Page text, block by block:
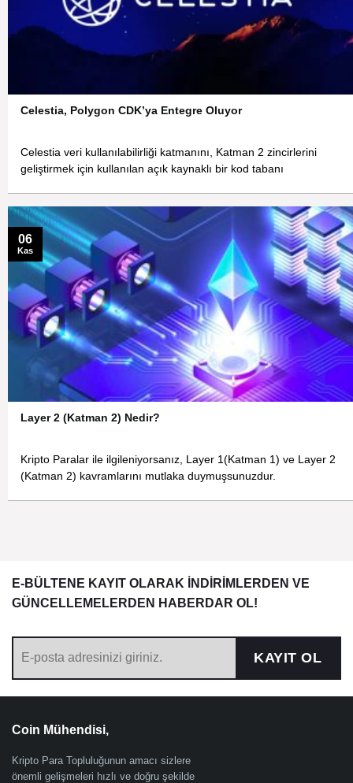
Celestia, Polygon CDK’ya Entegre Oluyor
Celestia veri kullanılabilirliği katmanını, Katman 2 zincirlerini
geliştirmek için kullanılan açık kaynaklı bir kod tabanı
Layer 2 (Katman 2) Nedir?
Kripto Paralar ile ilgileniyorsanız, Layer 1(Katman 1) ve Layer 2
(Katman 2) kavramlarını mutlaka duymuşsunuzdur.
06
Kas
E-BÜLTENE KAYIT OLARAK İNDİRİMLERDEN VE
GÜNCELLEMELERDEN HABERDAR OL!
KAYIT OL
Coin Mühendisi,
Kripto Para Topluluğunun amacı sizlere
önemli gelişmeleri hızlı ve doğru şekilde